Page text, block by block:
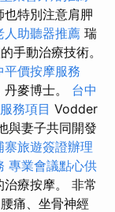
特別注意肩胛
人助聽器推薦 瑞
手動治療技術。
平價按摩服務
麥博士。 台中
務項目 Vodder
與妻子共同開發
寨旅遊簽證辦理
專業會議點心供
療按摩。 非常
痛、坐骨神經